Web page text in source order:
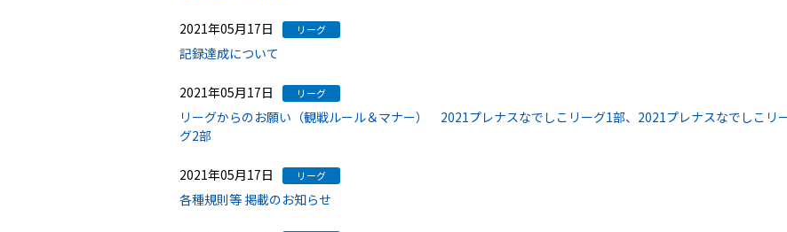
2021年05月17日 リーグ
記録達成について
2021年05月17日 リーグ
リーグからのお願い（観戦ルール＆マナー） 2021プレナスなでしこリーグ1部、2021プレナスなでしこリ
グ2部
2021年05月17日 リーグ
各種規則等 掲載のお知らせ